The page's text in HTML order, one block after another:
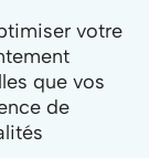
votre
que vos
de